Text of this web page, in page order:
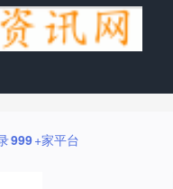
999+家平台